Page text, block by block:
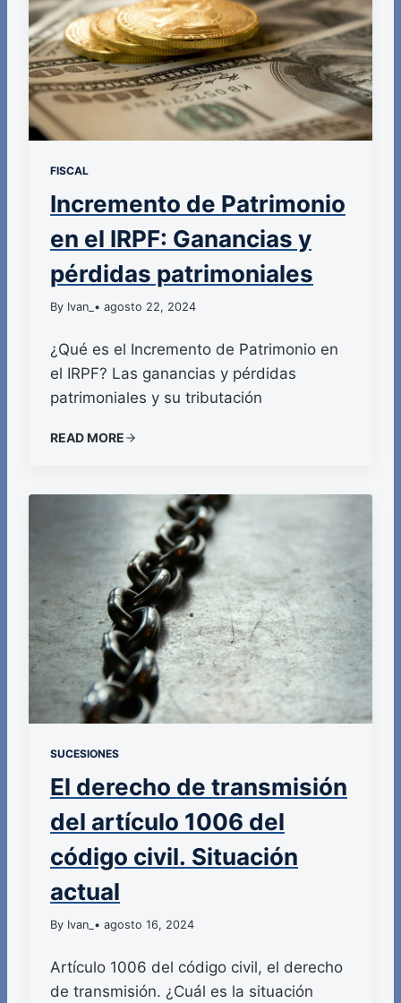
FISCAL
Incremento de Patrimonio
en el IRPF: Ganancias y
pérdidas patrimoniales
By Ivan_ • agosto 22, 2024
¿Qué es el Incremento de Patrimonio en
el IRPF? Las ganancias y pérdidas
patrimoniales y su tributación
READ MORE
SUCESIONES
El derecho de transmisión
del artículo 1006 del
código civil. Situación
actual
By Ivan_ • agosto 16, 2024
Artículo 1006 del código civil, el derecho
de transmisión. ¿Cuál es la situación